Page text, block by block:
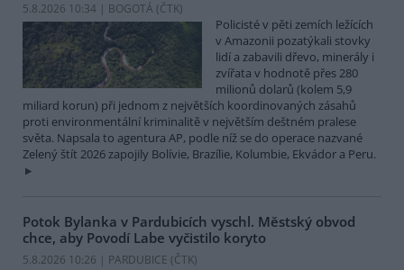
5.8.2026 10:34 | BOGOTÁ (ČTK)
Policisté v pěti zemích ležících
v Amazonii pozatýkali stovky
lidí a zabavili dřevo, minerály i
zvířata v hodnotě přes 280
milionů dolarů (kolem 5,9
miliard korun) při jednom z největších koordinovaných zásahů
proti environmentální kriminalitě v největším deštném pralese
světa. Napsala to agentura AP, podle níž se do operace nazvané
Zelený štít 2026 zapojily Bolívie, Brazílie, Kolumbie, Ekvádor a Peru.
Potok Bylanka v Pardubicích vyschl. Městský obvod
chce, aby Povodí Labe vyčistilo koryto
5.8.2026 10:26 | PARDUBICE (ČTK)